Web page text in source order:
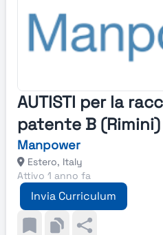
AUTISTI per la
patente B (Rimini)
Manpower
Estero, Italy
Attivo 1 anno fa
Invia Curriculum